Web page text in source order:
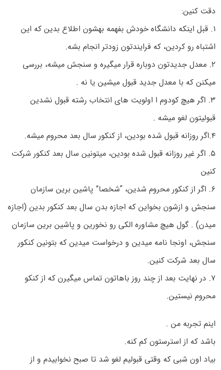
دقت کنین:
۱. قبل اینکه دانشگاه خودش بفهمه بهشون اطلاع بدین که این
اشتباه رو کردین، که فرایندتون زودتر انجام بشه.
۲. معدل جدیدتون دوباره قرار میگیره و سنجش میشه، بررسی
میکنن که با معدل جدید قبول میشین یا نه .
۳. اگر هیچ کودوم ا اولویت های انتخاب رشته قبول نشدین
قبولیتون لغو میشه .
۴.اگر روزانه قبول شده بودین، از کنکور سال بعد محروم میشه.
۵. اگر غیر روزانه قبول شده بودین، میتونین سال بعد کنکور شرکت
کنین
۶. اگر از کنکور محروم شدین، “شخصا” پاشین برین سازمان
سنجش و ازشون بخواین که اجازه بدن سال بعد کنکور بدین (اجازه
میدن) . گول هیچ مشاوره الکی رو نخورین و پاشین برین سازمان
سنجش، اونجا نامه میدین و درخواست میدین که بتونین کنکور
سال بعد شرکت کنین.
۷. در نهایت بعد از چند روز باهاتون تماس میگیرن که از کنکو
محروم نیستین.
اینم تجربه من .
باشد که از استرستون کم کنه.
بیاد اون شبی که وقتی قبولیم لغو شد تا صبح نخوابیدم و از